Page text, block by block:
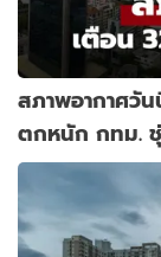
สภาพอากาศวั
ตกหนัก กทม.